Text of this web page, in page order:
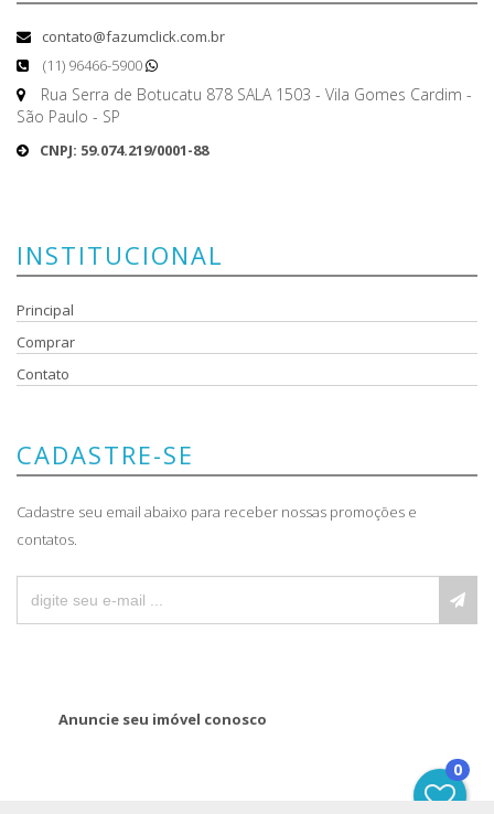
contato@fazumclick.com.br
(11) 96466-5900
Rua Serra de Botucatu 878 SALA 1503 - Vila Gomes Cardim -
São Paulo - SP
CNPJ: 59.074.219/0001-88
INSTITUCIONAL
Principal
Comprar
Contato
CADASTRE-SE
Cadastre seu email abaixo para receber nossas promoções e
contatos.
Anuncie seu imóvel conosco
0